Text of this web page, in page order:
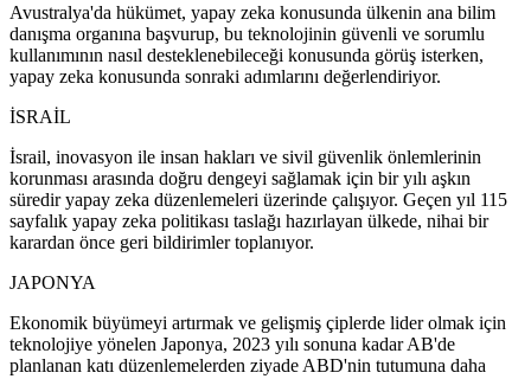
Avustralya'da hükümet, yapay zeka konusunda ülkenin ana bilim
danışma organına başvurup, bu teknolojinin güvenli ve sorumlu
kullanımının nasıl desteklenebileceği konusunda görüş isterken,
yapay zeka konusunda sonraki adımlarını değerlendiriyor.
İSRAİL
İsrail, inovasyon ile insan hakları ve sivil güvenlik önlemlerinin
korunması arasında doğru dengeyi sağlamak için bir yılı aşkın
süredir yapay zeka düzenlemeleri üzerinde çalışıyor. Geçen yıl 115
sayfalık yapay zeka politikası taslağı hazırlayan ülkede, nihai bir
karardan önce geri bildirimler toplanıyor.
JAPONYA
Ekonomik büyümeyi artırmak ve gelişmiş çiplerde lider olmak için
teknolojiye yönelen Japonya, 2023 yılı sonuna kadar AB'de
planlanan katı düzenlemelerden ziyade ABD'nin tutumuna daha